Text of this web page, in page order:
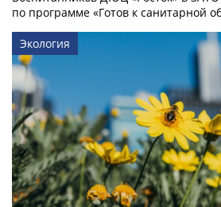
по программе «Готов к санитарной
Экология